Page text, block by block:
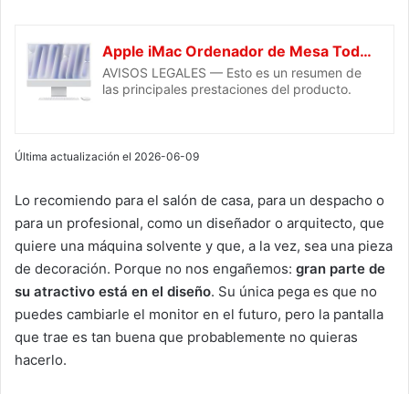
Apple iMac Ordenador de Mesa Todo en uno con Chip M4, CPU y GPU de 8 núcleos: diseñado para Apple Intelligence, Pantalla Retina de 24″, 16 GB de Memoria unificada, SSD de 256 GB - Plata
AVISOS LEGALES — Esto es un resumen de
las principales prestaciones del producto.
Última actualización el 2026-06-09
Lo recomiendo para el salón de casa, para un despacho o
para un profesional, como un diseñador o arquitecto, que
quiere una máquina solvente y que, a la vez, sea una pieza
de decoración. Porque no nos engañemos: gran parte de
su atractivo está en el diseño. Su única pega es que no
puedes cambiarle el monitor en el futuro, pero la pantalla
que trae es tan buena que probablemente no quieras
hacerlo.